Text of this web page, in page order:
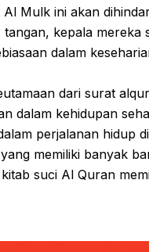
Mulk ini akan
kepala mereka
dalam
dari surat
dalam kehidupan
perjalanan hidup
memiliki banyak
suci Al Quran